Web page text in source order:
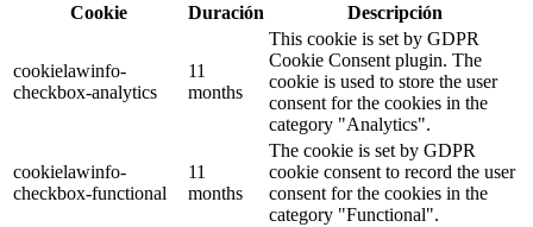
Cookie
Duración Descripción
cookielawinfo-
checkbox-analytics
11
months
This cookie is set by GDPR
Cookie Consent plugin. The
cookie is used to store the user
consent for the cookies in the
category "Analytics".
cookielawinfo-
checkbox-functional
11
months
The cookie is set by GDPR
cookie consent to record the user
consent for the cookies in the
category "Functional".